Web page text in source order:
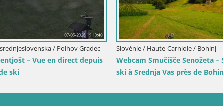
Terenten
– Vue en
Mühlbach
Webcam Gitschlift / télésiège Gitsch –
Station amont (2 512 m)